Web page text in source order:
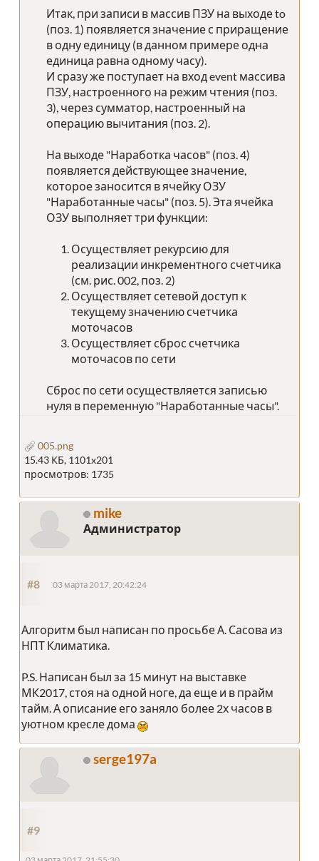
Итак, при записи в массив ПЗУ на выходе to
(поз. 1) появляется значение с приращение
в одну единицу (в данном примере одна
единица равна одному часу).
И сразу же поступает на вход event массива
ПЗУ, настроенного на режим чтения (поз.
3), через сумматор, настроенный на
операцию вычитания (поз. 2).
На выходе "Наработка часов" (поз. 4)
появляется действующее значение,
которое заносится в ячейку ОЗУ
"Наработанные часы" (поз. 5). Эта ячейка
ОЗУ выполняет три функции:
Осуществляет рекурсию для
реализации инкрементного счетчика
(см. рис. 002, поз. 2)
Осуществляет сетевой доступ к
текущему значению счетчика
моточасов
Осуществляет сброс счетчика
моточасов по сети
Сброс по сети осуществляется записью
нуля в переменную "Наработанные часы".
005.png
15.43 КБ, 1101x201
просмотров: 1735
mike
Администратор
#8 03 марта 2017, 20:42:24
Алгоритм был написан по просьбе А. Сасова из
НПТ Климатика.
P.S. Написан был за 15 минут на выставке
МК2017, стоя на одной ноге, да еще и в прайм
тайм. А описание его заняло более 2х часов в
уютном кресле дома
serge197a
#9